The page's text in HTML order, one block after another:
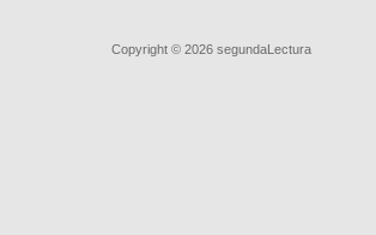
Copyright © 2026 segundaLectura